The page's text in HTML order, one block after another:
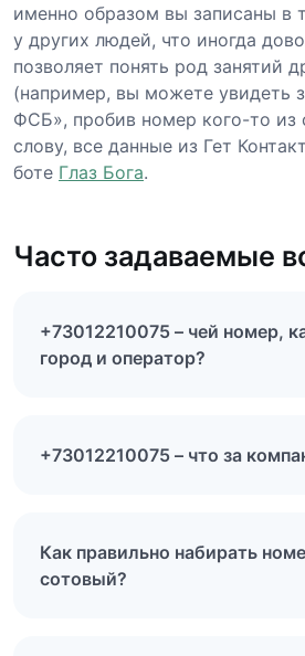
именно образом вы записаны в
у других людей, что иногда
позволяет понять род занятий
(например, вы можете увидеть
ФСБ», пробив номер кого-то из
слову, все данные из Гет
боте Глаз Бога.
Часто задаваемые
+73012210075 – чей номер,
город и оператор?
+73012210075 – что за
Как правильно набирать
сотовый?